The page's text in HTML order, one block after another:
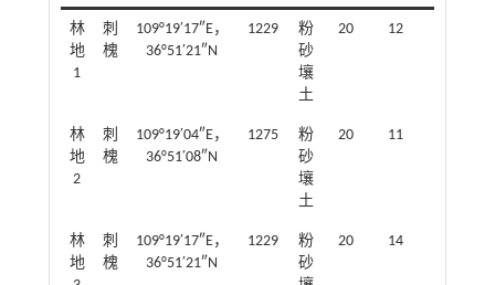
林
地
1
刺
槐
109°19′17″E，
36°51′21″N
1229
粉
砂
壤
土
20 12
林
地
2
刺
槐
109°19′04″E，
36°51′08″N
1275
粉
砂
壤
土
20 11
林
地
刺
槐
109°19′17″E，
36°51′21″N
1229
粉
砂
20 14